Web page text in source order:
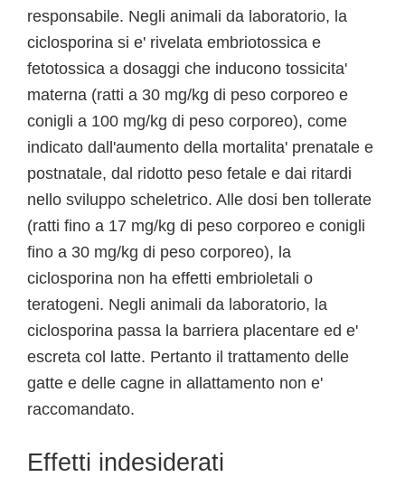
responsabile. Negli animali da laboratorio, la
ciclosporina si e' rivelata embriotossica e
fetotossica a dosaggi che inducono tossicita'
materna (ratti a 30 mg/kg di peso corporeo e
conigli a 100 mg/kg di peso corporeo), come
indicato dall'aumento della mortalita' prenatale e
postnatale, dal ridotto peso fetale e dai ritardi
nello sviluppo scheletrico. Alle dosi ben tollerate
(ratti fino a 17 mg/kg di peso corporeo e conigli
fino a 30 mg/kg di peso corporeo), la
ciclosporina non ha effetti embrioletali o
teratogeni. Negli animali da laboratorio, la
ciclosporina passa la barriera placentare ed e'
escreta col latte. Pertanto il trattamento delle
gatte e delle cagne in allattamento non e'
raccomandato.
Effetti indesiderati